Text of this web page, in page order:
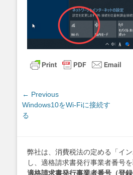
投
稿
ナ
ー
シ
← Previous
Previous
post:
Windows10をWi-Fiに接続す
る
弊社は、消費税法の定める「イ
し、適格請求書発行事業者番号
適格請求書発行事業者番号（登